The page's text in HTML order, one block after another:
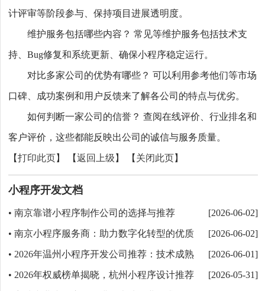
计评审等阶段参与、保持项目进展透明度。
维护服务包括哪些内容？ 常见等维护服务包括技术支
持、Bug修复和系统更新、确保小程序稳定运行。
对比多家公司的优势有哪些？ 可以利用参考他们等市场
口碑、成功案例和用户反馈来了解各公司的特点与优劣。
如何判断一家公司的信誉？ 查阅在线评价、行业排名和
客户评价，这些都能反映出公司的诚信与服务质量。
【打印此页 】 【返回上级 】 【 关闭此页 】
小程序开发文档
[2026-06-02]
•南京靠谱小程序制作公司的选择与推荐
[2026-06-02]
•南京小程序服务商：助力数字化转型的优质
选择
[2026-06-01]
•2026年温州小程序开发公司推荐：技术成熟
的8大优质产品排行榜
[2026-05-31]
•2026年权威榜单揭晓，杭州小程序设计推荐